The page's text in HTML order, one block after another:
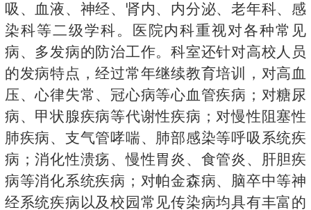
吸、血液、神经、肾内、内分泌、老年科、感
染科等二级学科。医院内科重视对各种常见
病、多发病的防治工作。科室还针对高校人员
的发病特点，经过常年继续教育培训，对高血
压、心律失常、冠心病等心血管疾病；对糖尿
病、甲状腺疾病等代谢性疾病；对慢性阻塞性
肺疾病、支气管哮喘、肺部感染等呼吸系统疾
病；消化性溃疡、慢性胃炎、食管炎、肝胆疾
病等消化系统疾病；对帕金森病、脑卒中等神
经系统疾病以及校园常见传染病均具有丰富的